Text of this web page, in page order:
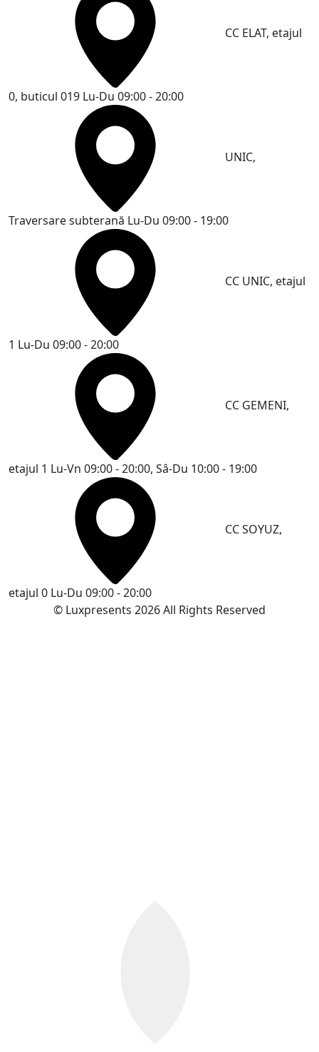
CC ELAT, etajul
0, buticul 019 Lu-Du 09:00 - 20:00
UNIC,
Traversare subterană Lu-Du 09:00 - 19:00
CC UNIC, etajul
1 Lu-Du 09:00 - 20:00
CC GEMENI,
etajul 1 Lu-Vn 09:00 - 20:00, Sâ-Du 10:00 - 19:00
CC SOYUZ,
etajul 0 Lu-Du 09:00 - 20:00
© Luxpresents 2026 All Rights Reserved